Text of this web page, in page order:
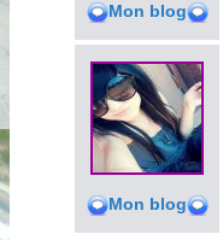
Mon blog
Mon blog